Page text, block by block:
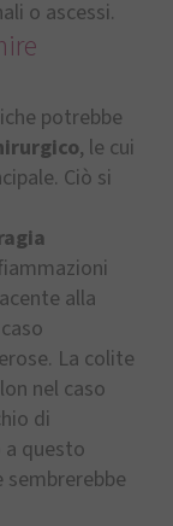
o ascessi.
potrebbe
, le cui
Ciò si
alla
La colite
nel caso
di
questo